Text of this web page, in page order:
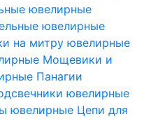
ювелирные
ювелирные
на митру ювелирные
Мощевики и
Панагии
ювелирные
ювелирные Цепи для